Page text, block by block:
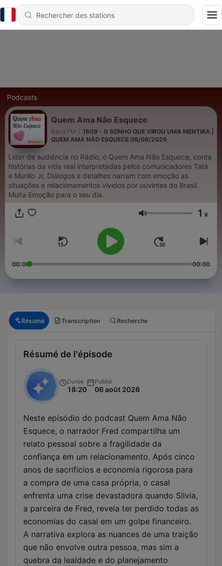
Podcasts
Quem Ama Não Esquece
Band FM
1609 - O SONHO QUE VIROU UMA MENTIRA |
QUEM AMA NÃO ESQUECE 06/08/2026
Líder de audiência no Rádio, o Quem Ama Não Esquece, conta
histórias da vida real interpretadas pelos comunicadores Tatá
e Murillo Jr. Diálogos e detalhes narram com emoção as
situações e relacionamentos vividos por ouvintes do Brasil.
Muita Emoção para o seu dia.
Volume 1 x
00:00 00:00
Résumé Transcription Recherche
Résumé de l'épisode
Durée
18:20
Publié
06 août 2026
Neste episódio do podcast Quem Ama Não
Esquece, o narrador Fred compartilha um
relato pessoal sobre a fragilidade da
confiança em um relacionamento. Após cinco
anos de sacrifícios e economia rigorosa para
a compra de uma casa própria, o casal
enfrenta uma crise devastadora quando Silvia,
a parceira de Fred, revela ter perdido todas as
economias do casal em um golpe financeiro.
A narrativa explora as nuances de uma traição
que não envolve outra pessoa, mas sim a
quebra da lealdade e do planejamento